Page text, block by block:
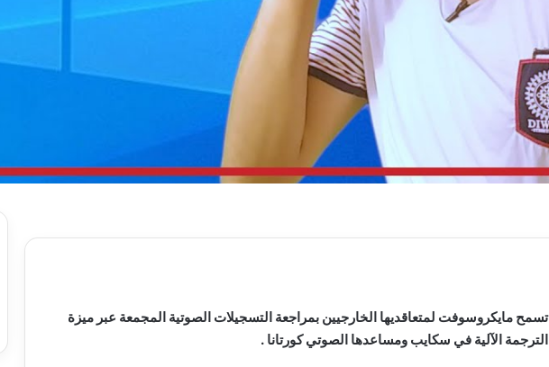
تسمح مايكروسوفت لمتعاقديها الخارجيين بمراجعة التسجيلات الصوتية المجمعة عبر ميزة
الترجمة الآلية في سكايب ومساعدها الصوتي كورتانا .